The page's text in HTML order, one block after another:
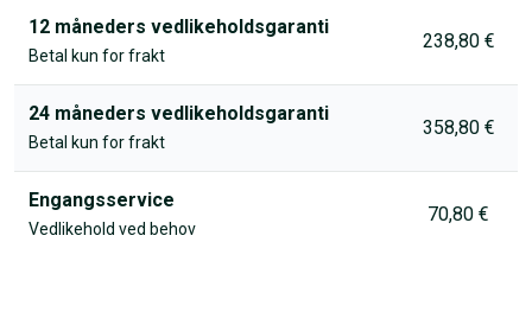
12 måneders vedlikeholdsgaranti
Betal kun for frakt
238,80 €
24 måneders vedlikeholdsgaranti
Betal kun for frakt
358,80 €
Engangsservice
Vedlikehold ved behov
70,80 €